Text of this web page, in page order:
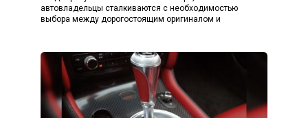
автовладельцы сталкиваются с необходимостью
выбора между дорогостоящим оригиналом и